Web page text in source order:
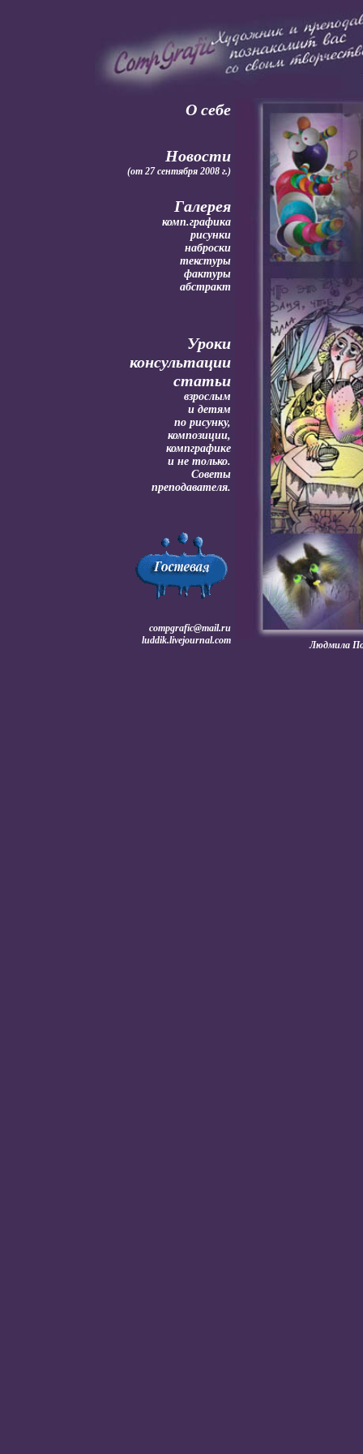
О себе
Новости
(от 27 сентября 2008 г.)
Галерея
комп.графика
рисунки
наброски
текстуры
фактуры
абстракт
Уроки
консультации
статьи
взрослым
и детям
по рисунку,
композиции,
компграфике
и не только.
Советы
преподавателя.
compgrafic@mail.ru
luddik.livejournal.com
Людмила